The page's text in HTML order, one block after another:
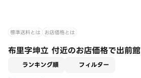
標準送料とは お店価格とは
布里字坤立 付近のお店価格で出前館
ランキング順 フィルター